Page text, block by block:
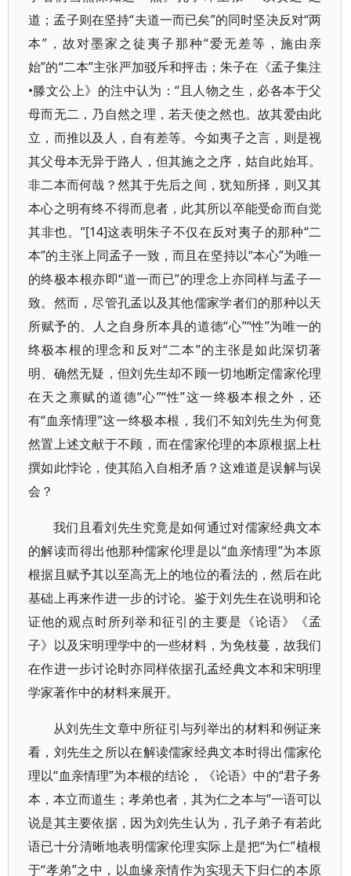
道；孟子则在坚持“夫道一而已矣”的同时坚决反对“两
本”，故对墨家之徒夷子那种“爱无差等，施由亲
始”的“二本”主张严加驳斥和抨击；朱子在《孟子集注
•滕文公上》的注中认为：“且人物之生，必各本于父
母而无二，乃自然之理，若天使之然也。故其爱由此
立，而推以及人，自有差等。今如夷子之言，则是视
其父母本无异于路人，但其施之之序，姑自此始耳。
非二本而何哉？然其于先后之间，犹知所择，则又其
本心之明有终不得而息者，此其所以卒能受命而自觉
其非也。”[14]这表明朱子不仅在反对夷子的那种“二
本”的主张上同孟子一致，而且在坚持以“本心”为唯一
的终极本根亦即“道一而已”的理念上亦同样与孟子一
致。然而，尽管孔孟以及其他儒家学者们的那种以天
所赋予的、人之自身所本具的道德“心”“性”为唯一的
终极本根的理念和反对“二本”的主张是如此深切著
明、确然无疑，但刘先生却不顾一切地断定儒家伦理
在天之禀赋的道德“心”“性”这一终极本根之外，还
有“血亲情理”这一终极本根，我们不知刘先生为何竟
然置上述文献于不顾，而在儒家伦理的本原根据上杜
撰如此悖论，使其陷入自相矛盾？这难道是误解与误
会？
我们且看刘先生究竟是如何通过对儒家经典文本
的解读而得出他那种儒家伦理是以“血亲情理”为本原
根据且赋予其以至高无上的地位的看法的，然后在此
基础上再来作进一步的讨论。鉴于刘先生在说明和论
证他的观点时所列举和征引的主要是《论语》《孟
子》以及宋明理学中的一些材料，为免枝蔓，故我们
在作进一步讨论时亦同样依据孔孟经典文本和宋明理
学家著作中的材料来展开。
从刘先生文章中所征引与列举出的材料和例证来
看，刘先生之所以在解读儒家经典文本时得出儒家伦
理以“血亲情理”为本根的结论，《论语》中的“君子务
本，本立而道生；孝弟也者，其为仁之本与”一语可以
说是其主要依据，因为刘先生认为，孔子弟子有若此
语已十分清晰地表明儒家伦理实际上是把“为仁”植根
于“孝弟”之中，以血缘亲情作为实现天下归仁的本原